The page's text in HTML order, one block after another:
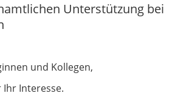
Unterstützung bei
und Kollegen,
Interesse.